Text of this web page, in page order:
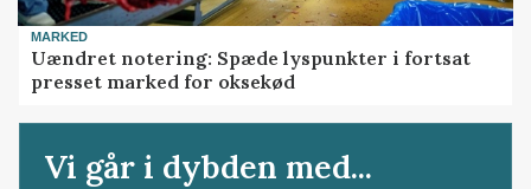
MARKED
Uændret notering: Spæde lyspunkter i fortsat
presset marked for oksekød
Vi går i dybden med...